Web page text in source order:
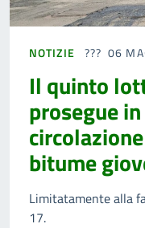
NOTIZIE 06
Il quinto
prosegue
bitume
Limitatamente alla
17.